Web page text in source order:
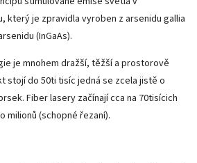
který je zpravidla vyroben z arsenidu gallia
(InGaAs).
je mnohem dražší, těžší a prostorově
stojí do 50ti tisíc jedná se zcela jistě o
Fiber lasery začínají cca na 70tisícich
milionů (schopné řezaní).